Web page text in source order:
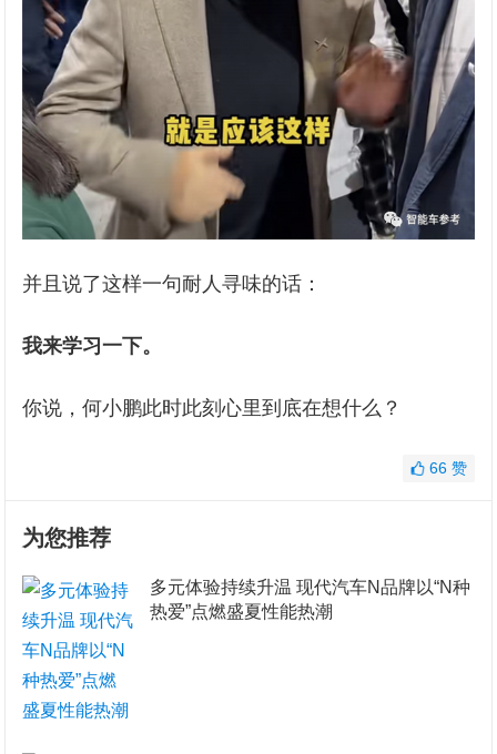
并且说了这样一句耐人寻味的话：
我来学习一下。
你说，何小鹏此时此刻心里到底在想什么？
66 赞
为您推荐
多元体验持续升温 现代汽车N品牌以“N种
热爱”点燃盛夏性能热潮